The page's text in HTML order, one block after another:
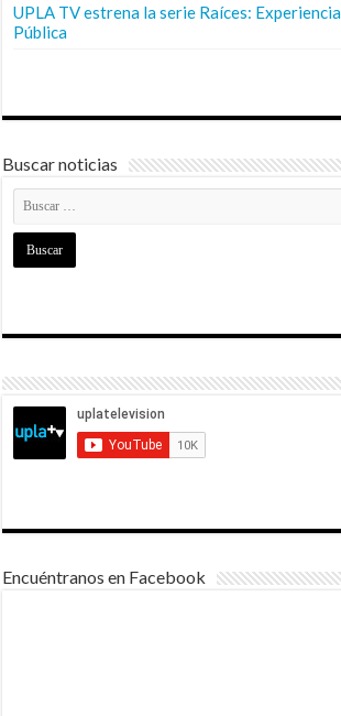
UPLA TV estrena la serie Raíces:
Pública
Buscar noticias
Encuéntranos en Facebook